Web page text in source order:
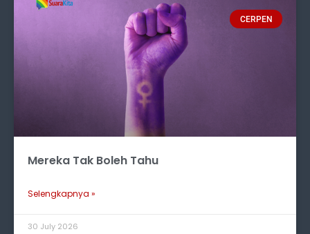
CERPEN
Mereka Tak Boleh Tahu
Selengkapnya »
30 July 2026